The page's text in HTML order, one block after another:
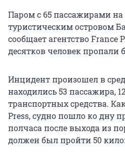
Паром с 65 пассажирами на
туристическим островом
сообщает агентство France
десятков человек пропали
Инцидент произошел в
находились 53 пассажира,
транспортных средства.
Press, судно пошло ко дну
полчаса после выхода из
должен был пройти 50